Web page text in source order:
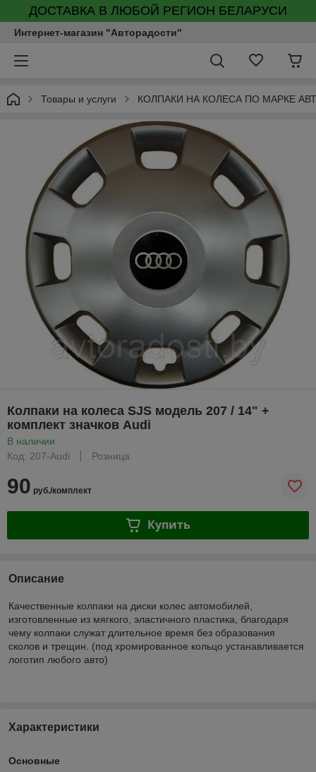
ДОСТАВКА В ЛЮБОЙ РЕГИОН БЕЛАРУСИ
Интернет-магазин "Авторадости"
Товары и услуги КОЛПАКИ НА КОЛЕСА ПО МАРКЕ
Колпаки на колеса SJS модель 207 / 14" +
комплект значков Audi
В наличии
Код: 207-Audi
Розница
90 руб./комплект
Купить
Описание
Качественные колпаки на диски колес автомобилей,
изготовленные из мягкого, эластичного пластика, благодаря
чему колпаки служат длительное время без образования
сколов и трещин. (под хромированное кольцо устанавливается
логотип любого авто)
Характеристики
Основные